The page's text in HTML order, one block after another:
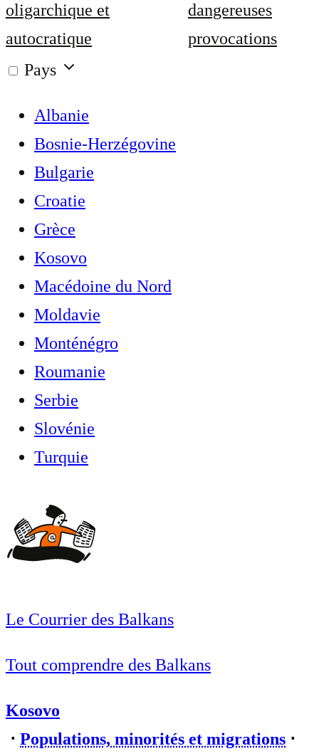
oligarchique et
autocratique
dangereuses
provocations
Pays
Albanie
Bosnie-Herzégovine
Bulgarie
Croatie
Grèce
Kosovo
Macédoine du Nord
Moldavie
Monténégro
Roumanie
Serbie
Slovénie
Turquie
Le Courrier des Balkans
Tout comprendre des Balkans
Kosovo
⋅ Populations, minorités et migrations ⋅